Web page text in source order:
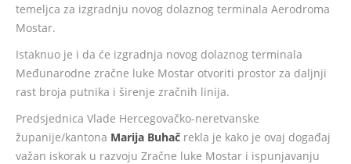
temeljca za izgradnju novog dolaznog terminala Aerodroma
Mostar.
Istaknuo je i da će izgradnja novog dolaznog terminala
Međunarodne zračne luke Mostar otvoriti prostor za daljnji
rast broja putnika i širenje zračnih linija.
Predsjednica Vlade Hercegovačko-neretvanske
županije/kantona Marija Buhač rekla je kako je ovaj događaj
važan iskorak u razvoju Zračne luke Mostar i ispunjavanju